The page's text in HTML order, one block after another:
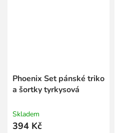
Phoenix Set pánské triko
a šortky tyrkysová
Skladem
394 Kč